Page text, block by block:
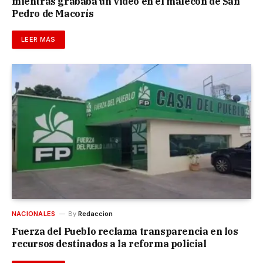
Pedro de Macorís
LEER MÁS
NACIONALES By Redaccion
Fuerza del Pueblo reclama transparencia en los
recursos destinados a la reforma policial